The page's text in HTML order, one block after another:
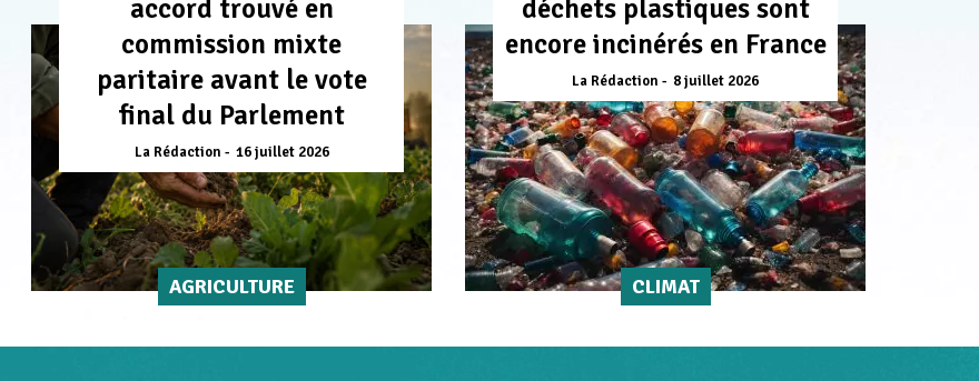
accord trouvé en
commission mixte
paritaire avant le vote
final du Parlement
La Rédaction 16 juillet 2026
AGRICULTURE
déchets plastiques sont
encore incinérés en France
La Rédaction 8 juillet 2026
CLIMAT